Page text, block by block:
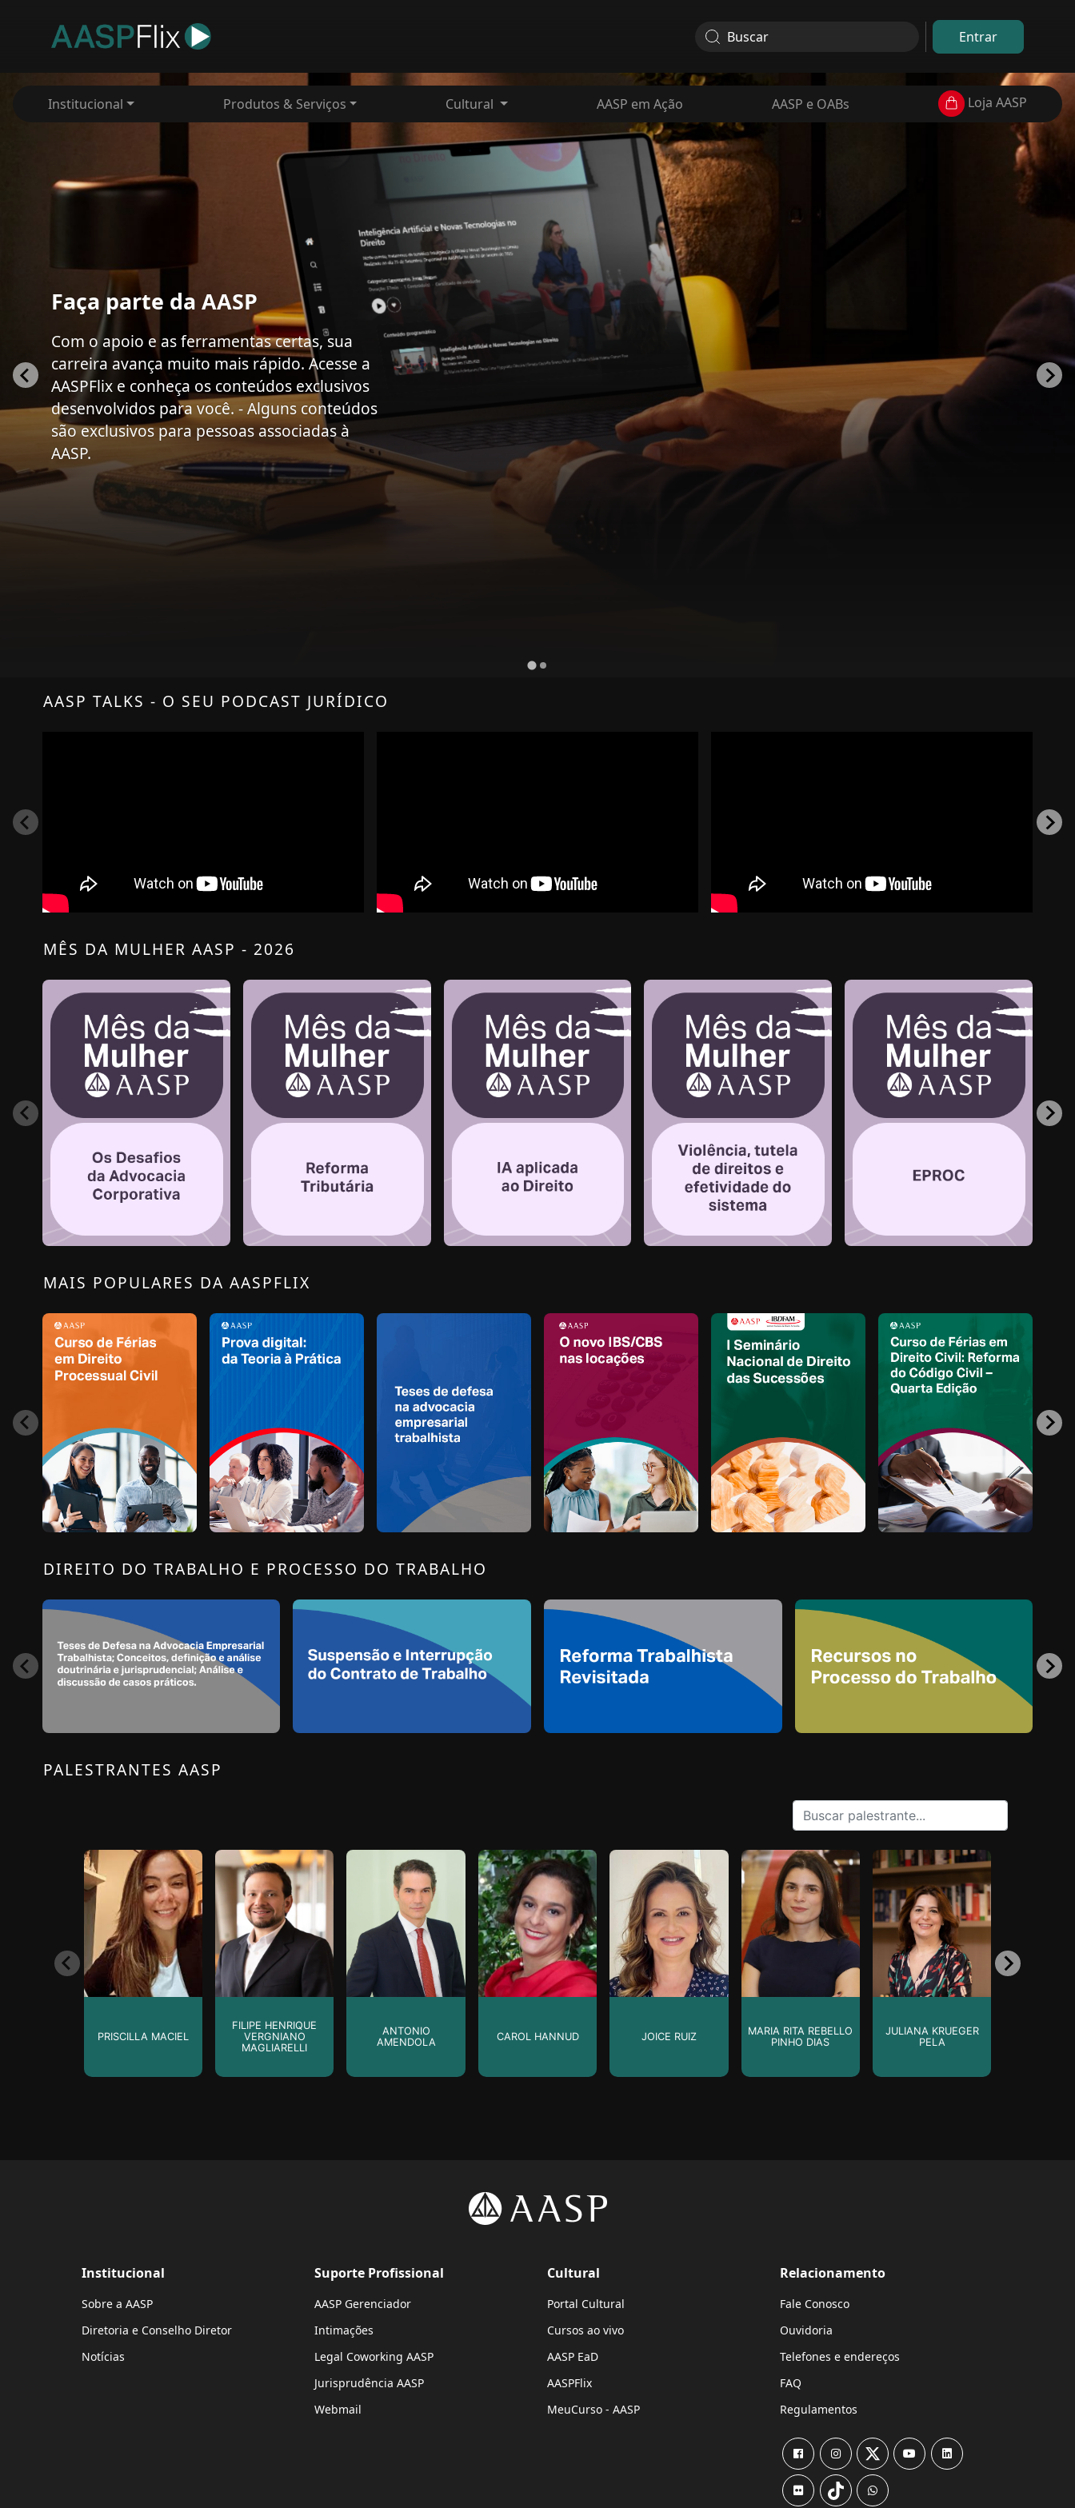
Entrar
Institucional Produtos & Serviços Cultural AASP em Ação AASP e OABs Loja AASP
Faça parte da AASP
Com o apoio e as ferramentas certas, sua
carreira avança muito mais rápido. Acesse a
AASPFlix e conheça os conteúdos exclusivos
desenvolvidos para você. - Alguns conteúdos
são exclusivos para pessoas associadas à
AASP.
AASP TALKS - O SEU PODCAST JURÍDICO
MÊS DA MULHER AASP - 2026
MAIS POPULARES DA AASPFLIX
DIREITO DO TRABALHO E PROCESSO DO TRABALHO
PALESTRANTES AASP
Institucional
Sobre a AASP
Diretoria e Conselho Diretor
Notícias
Suporte Profissional
AASP Gerenciador
Intimações
Legal Coworking AASP
Jurisprudência AASP
Webmail
Cultural
Portal Cultural
Cursos ao vivo
AASP EaD
AASPFlix
MeuCurso - AASP
Relacionamento
Fale Conosco
Ouvidoria
Telefones e endereços
FAQ
Regulamentos